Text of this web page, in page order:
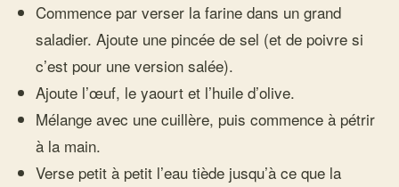
Commence par verser la farine dans un grand
saladier. Ajoute une pincée de sel (et de poivre si
c’est pour une version salée).
Ajoute l’œuf, le yaourt et l’huile d’olive.
Mélange avec une cuillère, puis commence à pétrir
à la main.
Verse petit à petit l’eau tiède jusqu’à ce que la